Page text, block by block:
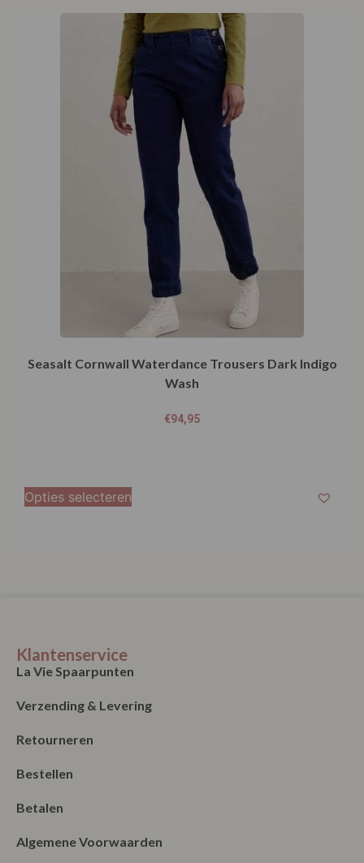
Seasalt Cornwall Waterdance Trousers Dark Indigo
Wash
€94,95
Opties selecteren
Klantenservice
La Vie Spaarpunten
Verzending & Levering
Retourneren
Bestellen
Betalen
Algemene Voorwaarden